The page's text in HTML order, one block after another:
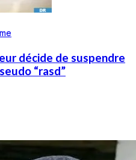
décide de suspendre
“rasd”